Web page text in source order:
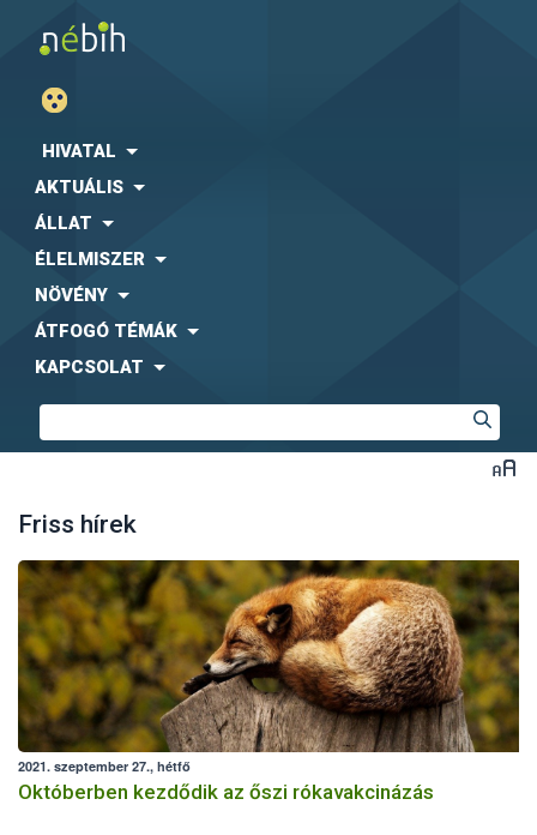
HIVATAL
AKTUÁLIS
ÁLLAT
ÉLELMISZER
NÖVÉNY
ÁTFOGÓ TÉMÁK
KAPCSOLAT
Friss hírek
2021. szeptember 27., hétfő
Októberben kezdődik az őszi rókavakcinázás